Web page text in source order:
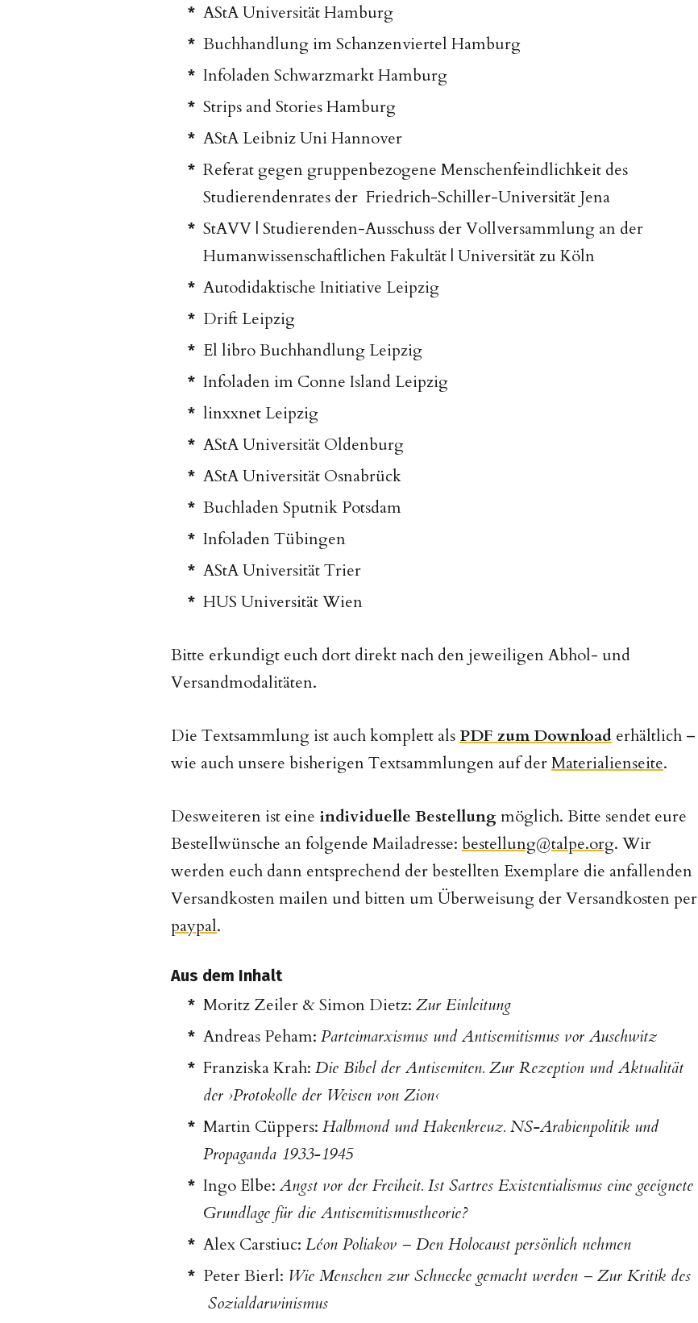
AStA Universität Hamburg
Buchhandlung im Schanzenviertel Hamburg
Infoladen Schwarzmarkt Hamburg
Strips and Stories Hamburg
AStA Leibniz Uni Hannover
Referat gegen gruppenbezogene Menschenfeindlichkeit des
Studierendenrates der Friedrich-Schiller-Universität Jena
StAVV | Studierenden-Ausschuss der Vollversammlung an der
Humanwissenschaftlichen Fakultät | Universität zu Köln
Autodidaktische Initiative Leipzig
Drift Leipzig
El libro Buchhandlung Leipzig
Infoladen im Conne Island Leipzig
linxxnet Leipzig
AStA Universität Oldenburg
AStA Universität Osnabrück
Buchladen Sputnik Potsdam
Infoladen Tübingen
AStA Universität Trier
HUS Universität Wien
Bitte erkundigt euch dort direkt nach den jeweiligen Abhol- und
Versandmodalitäten.
Die Textsammlung ist auch komplett als PDF zum Download erhältlich –
wie auch unsere bisherigen Textsammlungen auf derMaterialienseite.
Desweiteren ist eine individuelle Bestellungmöglich. Bitte sendet eure
Bestellwünsche an folgende Mailadresse: bestellung@talpe.org. Wir
werden euch dann entsprechend der bestellten Exemplare die anfallenden
Versandkosten mailen und bitten um Überweisung der Versandkosten per
paypal.
Aus dem Inhalt
Moritz Zeiler & Simon Dietz: Zur Einleitung
Andreas Peham: Parteimarxismus und Antisemitismus vor Auschwitz
Franziska Krah: Die Bibel der Antisemiten. Zur Rezeption und Aktualität
der ›Protokolle der Weisen von Zion‹
Martin Cüppers: Halbmond und Hakenkreuz. NS-Arabienpolitik und
Propaganda 1933-1945
Ingo Elbe:Angst vor der Freiheit. Ist Sartres Existentialismus eine geeignete
Grundlage für die Antisemitismustheorie?
Alex Carstiuc: Léon Poliakov – Den Holocaust persönlich nehmen
Peter Bierl: Wie Menschen zur Schnecke gemacht werden – Zur Kritik des
Sozialdarwinismus